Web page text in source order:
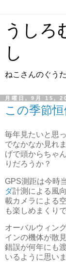
うしろ
し
ねこさんのぐう
月曜日, 9月 15,
この季節
毎年見たいと思
でなかなか見れ
げで頭からちゃ
りだろうか？
GPS測距は今時
ダ計測による風
載カメラによる
も楽しめまくりで
オーバルウィン
インの機体が散
錯誤が何年にも
いるように思いま